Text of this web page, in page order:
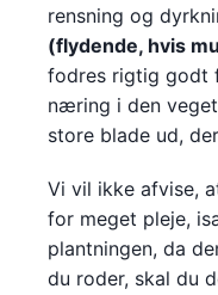
rensning og
(flydende, hvis
fodres rigtig godt
næring i den
store blade ud,
Vi vil ikke afvise,
for meget pleje,
plantningen, da
du roder, skal du